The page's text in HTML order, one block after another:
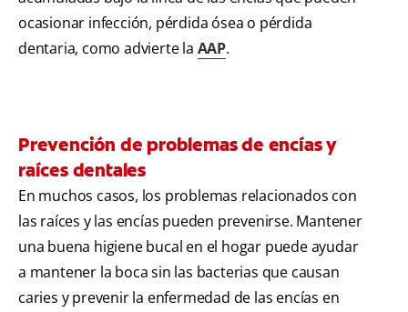
ocasionar infección, pérdida ósea o pérdida
dentaria, como advierte la AAP.
Prevención de problemas de encías y
raíces dentales
En muchos casos, los problemas relacionados con
las raíces y las encías pueden prevenirse. Mantener
una buena higiene bucal en el hogar puede ayudar
a mantener la boca sin las bacterias que causan
caries y prevenir la enfermedad de las encías en